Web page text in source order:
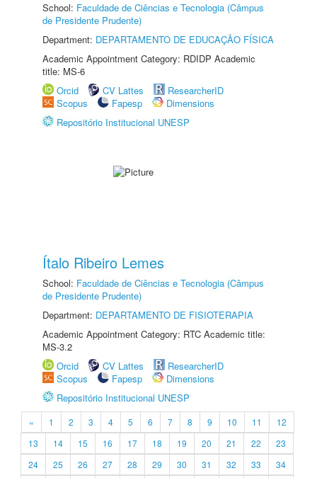
School: Faculdade de Ciências e Tecnologia (Câmpus
de Presidente Prudente)
Department: DEPARTAMENTO DE EDUCAÇÃO FÍSICA
Academic Appointment Category: RDIDP Academic
title: MS-6
Orcid
CV Lattes
ResearcherID
Scopus
Fapesp
Dimensions
Repositório Institucional UNESP
Ítalo Ribeiro Lemes
School: Faculdade de Ciências e Tecnologia (Câmpus
de Presidente Prudente)
Department: DEPARTAMENTO DE FISIOTERAPIA
Academic Appointment Category: RTC Academic title:
MS-3.2
Orcid
CV Lattes
ResearcherID
Scopus
Fapesp
Dimensions
Repositório Institucional UNESP
« 1 2 3 4 5 6 7 8 9 10 11
12
13
14 15 16 17 18 19 20 21 22
23
24
25 26 27 28 29 30 31 32 33
34